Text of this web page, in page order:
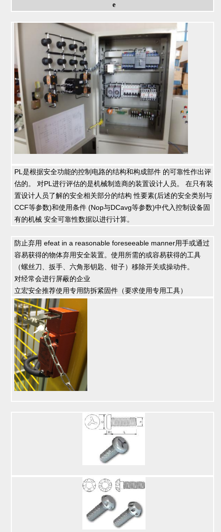
e
PL是根据安全功能的控制电路的结构和构成部件 的可靠性作出评
估的。 对PL进行评估的是机械制造商的装置设计人员。 在只有装
置设计人员了解的安全相关部分的结构 性要素(后述的安全类别与
CCF等参数)和使用条件 (Nop与DCavg等参数)中代入控制设备固
有的机械 安全可靠性数据以进行计算。
防止弃用efeat in a reasonable foreseeable manner用手或通过
容易获得的物体弃用安全装置。使用所需的或容易获得的工具
（螺丝刀、扳手、六角形钥匙、钳子）移除开关或操动件。
对经常会进行屏蔽的企业
立宏安全推荐使用专用防拆紧固件（要求使用专用工具）